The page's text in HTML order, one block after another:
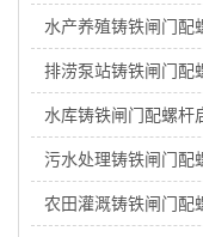
水产养殖铸铁闸门配
排涝泵站铸铁闸门配
水库铸铁闸门配螺杆
污水处理铸铁闸门配
农田灌溉铸铁闸门配